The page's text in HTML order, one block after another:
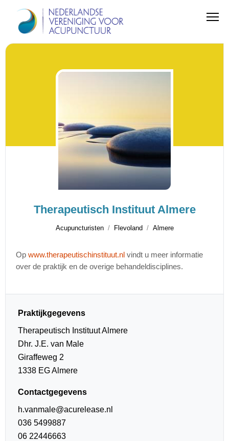
Therapeutisch Instituut Almere
Acupuncturisten Flevoland Almere
Opwww.therapeutischinstituut.nl vindt u meer informatie
over de praktijk en de overige behandeldisciplines.
Praktijkgegevens
Therapeutisch Instituut Almere
Dhr. J.E. van Male
Giraffeweg 2
1338 EG Almere
Contactgegevens
h.vanmale@acurelease.nl
036 5499887
06 22446663